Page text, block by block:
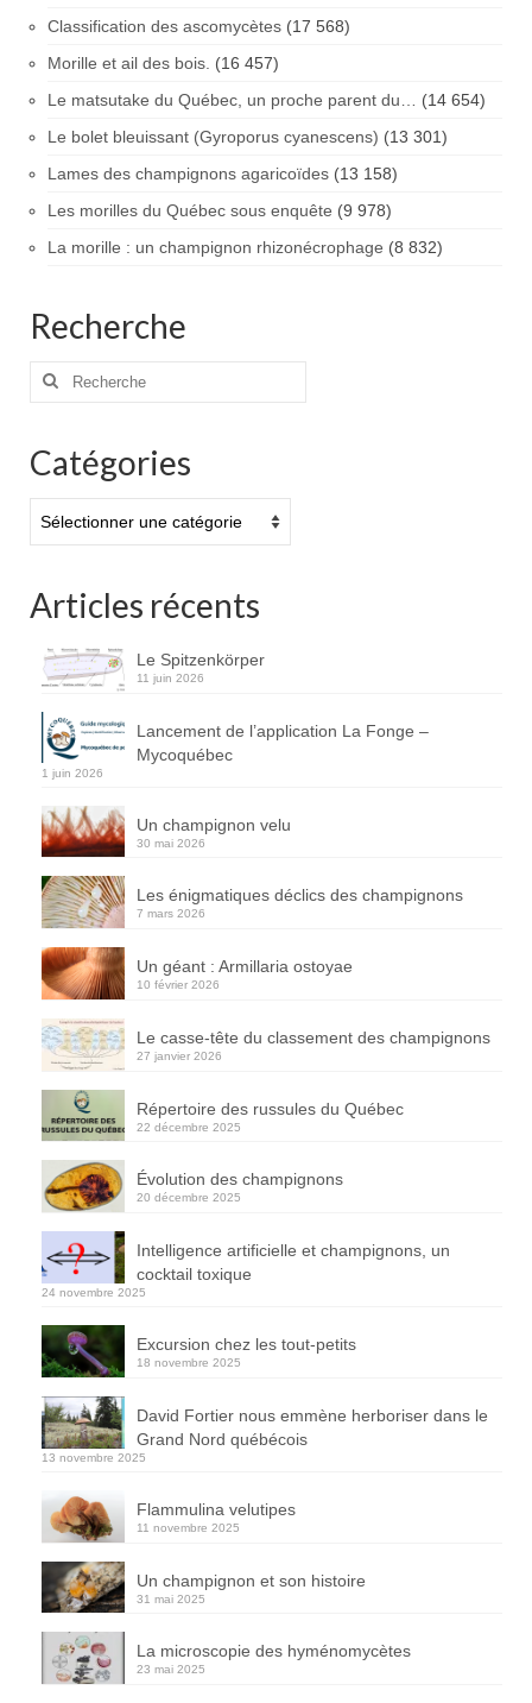
Classification des ascomycètes (17 568)
Morille et ail des bois. (16 457)
Le matsutake du Québec, un proche parent du…
(14 654)
Le bolet bleuissant (Gyroporus cyanescens) (13 301)
Lames des champignons agaricoïdes (13 158)
Les morilles du Québec sous enquête (9 978)
La morille : un champignon rhizonécrophage (8 832)
Recherche
Rechercher
Catégories
Articles récents
Le Spitzenkörper
11 juin 2026
Lancement de l’application La Fonge –
Mycoquébec
1 juin 2026
Un champignon velu
30 mai 2026
Les énigmatiques déclics des champignons
7 mars 2026
Un géant : Armillaria ostoyae
10 février 2026
Le casse-tête du classement des champignons
27 janvier 2026
Répertoire des russules du Québec
22 décembre 2025
Évolution des champignons
20 décembre 2025
Intelligence artificielle et champignons, un
cocktail toxique
24 novembre 2025
Excursion chez les tout-petits
18 novembre 2025
David Fortier nous emmène herboriser dans le
Grand Nord québécois
13 novembre 2025
Flammulina velutipes
11 novembre 2025
Un champignon et son histoire
31 mai 2025
La microscopie des hyménomycètes
23 mai 2025